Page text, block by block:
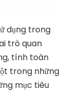
dụng trong
trò quan
tính toàn
trong những
mục tiêu